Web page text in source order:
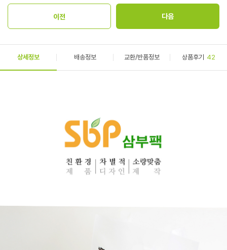
상세정보 배송정보 교환/반품정보 상품후기 42